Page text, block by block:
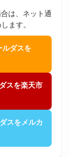
は、ネット通
ます。
ダスを
スを楽天市
スをメルカ